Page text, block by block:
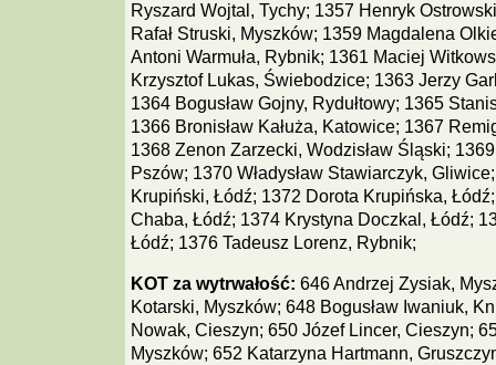
Ryszard Wojtal, Tychy; 1357 Henryk
Rafał Struski, Myszków; 1359 Magdalena
Antoni Warmuła, Rybnik; 1361 Maciej
Krzysztof Lukas, Świebodzice; 1363 Jerzy
1364 Bogusław Gojny, Rydułtowy; 1365
1366 Bronisław Kałuża, Katowice; 1367
1368 Zenon Zarzecki, Wodzisław Śląski;
Pszów; 1370 Władysław Stawiarczyk,
Krupiński, Łódź; 1372 Dorota Krupińska,
Chaba, Łódź; 1374 Krystyna Doczkal, Łódź;
Łódź; 1376 Tadeusz Lorenz, Rybnik;
KOT za wytrwałość: 646 Andrzej Zysiak,
Kotarski, Myszków; 648 Bogusław Iwaniuk,
Nowak, Cieszyn; 650 Józef Lincer, Cieszyn;
Myszków; 652 Katarzyna Hartmann,